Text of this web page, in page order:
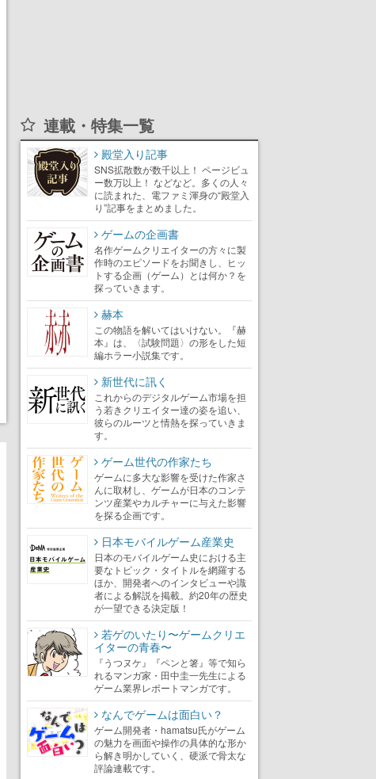
連載・特集一覧
殿堂入り記事
SNS拡散数が数千以上！ ページビュ
ー数万以上！ などなど。多くの人々
に読まれた、電ファミ渾身の“殿堂入
り”記事をまとめました。
ゲームの企画書
名作ゲームクリエイターの方々に製
作時のエピソードをお聞きし、ヒッ
トする企画（ゲーム）とは何か？を
探っていきます。
赫本
この物語を解いてはいけない。『赫
本』は、〈試験問題〉の形をした短
編ホラー小説集です。
新世代に訊く
これからのデジタルゲーム市場を担
う若きクリエイター達の姿を追い、
彼らのルーツと情熱を探っていきま
す。
ゲーム世代の作家たち
ゲームに多大な影響を受けた作家さ
んに取材し、ゲームが日本のコンテ
ンツ産業やカルチャーに与えた影響
を探る企画です。
日本モバイルゲーム産業史
日本のモバイルゲーム史における主
要なトピック・タイトルを網羅する
ほか、開発者へのインタビューや識
者による解説を掲載。約20年の歴史
が一望できる決定版！
若ゲのいたり〜ゲームクリエ
イターの青春〜
『うつヌケ』『ペンと箸』等で知ら
れるマンガ家・田中圭一先生による
ゲーム業界レポートマンガです。
なんでゲームは面白い？
ゲーム開発者・hamatsu氏がゲーム
の魅力を画面や操作の具体的な形か
ら解き明かしていく、硬派で骨太な
評論連載です。